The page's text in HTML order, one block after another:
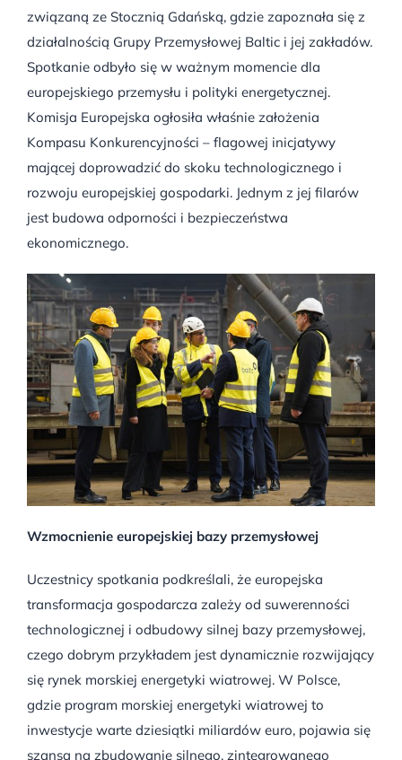
związaną ze Stocznią Gdańską, gdzie zapoznała się z
działalnością Grupy Przemysłowej Baltic i jej zakładów.
Spotkanie odbyło się w ważnym momencie dla
europejskiego przemysłu i polityki energetycznej.
Komisja Europejska ogłosiła właśnie założenia
Kompasu Konkurencyjności – flagowej inicjatywy
mającej doprowadzić do skoku technologicznego i
rozwoju europejskiej gospodarki. Jednym z jej filarów
jest budowa odporności i bezpieczeństwa
ekonomicznego.
Wzmocnienie europejskiej bazy przemysłowej
Uczestnicy spotkania podkreślali, że europejska
transformacja gospodarcza zależy od suwerenności
technologicznej i odbudowy silnej bazy przemysłowej,
czego dobrym przykładem jest dynamicznie rozwijający
się rynek morskiej energetyki wiatrowej. W Polsce,
gdzie program morskiej energetyki wiatrowej to
inwestycje warte dziesiątki miliardów euro, pojawia się
szansa na zbudowanie silnego, zintegrowanego